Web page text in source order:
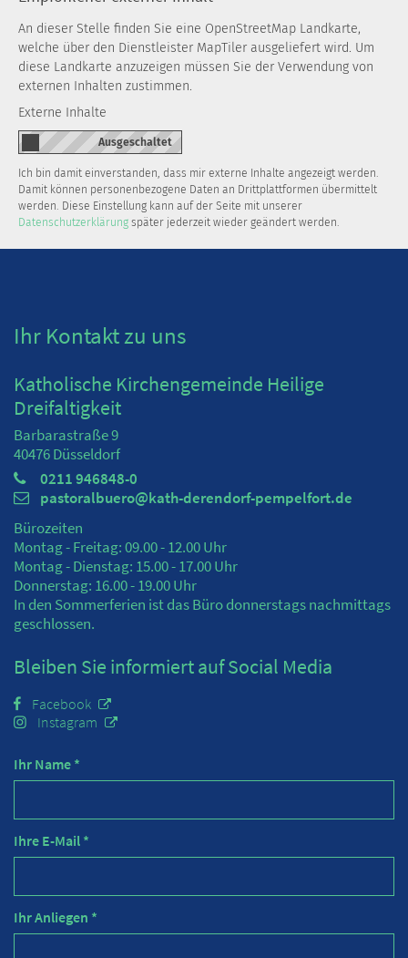
An dieser Stelle finden Sie eine OpenStreetMap Landkarte,
welche über den Dienstleister MapTiler ausgeliefert wird. Um
diese Landkarte anzuzeigen müssen Sie der Verwendung von
externen Inhalten zustimmen.
Externe Inhalte
Ich bin damit einverstanden, dass mir externe Inhalte angezeigt werden.
Damit können personenbezogene Daten an Drittplattformen übermittelt
werden. Diese Einstellung kann auf der Seite mit unserer
Datenschutzerklärung später jederzeit wieder geändert werden.
Ihr Kontakt zu uns
Katholische Kirchengemeinde Heilige
Dreifaltigkeit
Barbarastraße 9
40476Düsseldorf
0211 946848-0
pastoralbuero@kath-derendorf-pempelfort.de
Bürozeiten
Montag - Freitag: 09.00 - 12.00 Uhr
Montag - Dienstag: 15.00 - 17.00 Uhr
Donnerstag: 16.00 - 19.00 Uhr
In den Sommerferien ist das Büro donnerstags nachmittags
geschlossen.
Bleiben Sie informiert auf Social Media
Facebook
Instagram
Ihr Name *
Ihre E-Mail *
Ihr Anliegen *